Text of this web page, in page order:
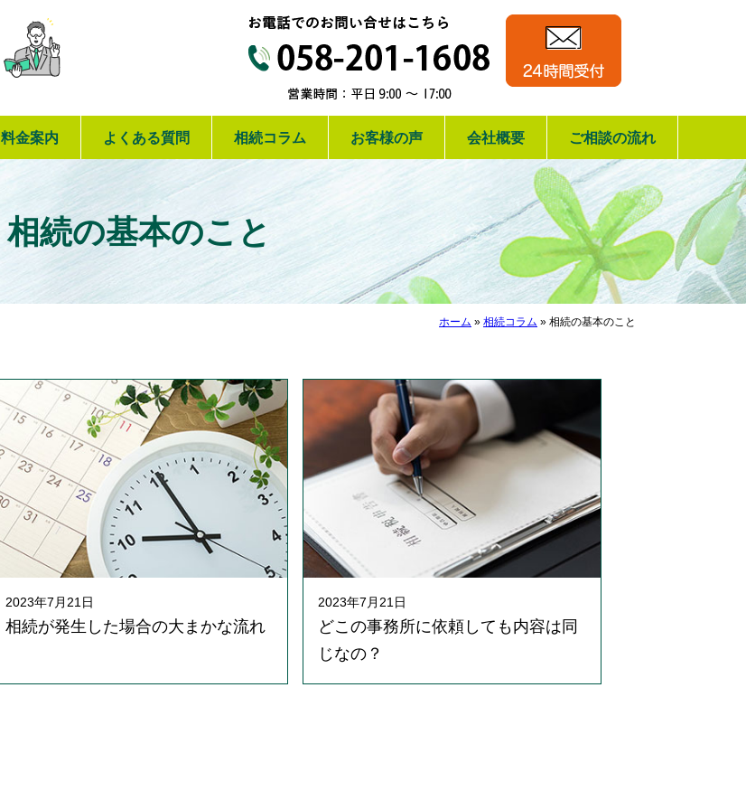
料金案内 よくある質問 相続コラム お客様の声 会社概要 ご相談の流れ
相続の基本のこと
ホーム » 相続コラム » 相続の基本のこと
2023年7月21日
相続が発生した場合の大まかな流れ
2023年7月21日
どこの事務所に依頼しても内容は同
じなの？